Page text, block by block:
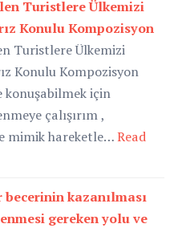
Turistlere Ülkemizi
Konulu Kompozisyon
Turistlere Ülkemizi
Konulu Kompozisyon
için
çalışırım ,
mimik hareketle…Read
kazanılması
gereken yolu ve